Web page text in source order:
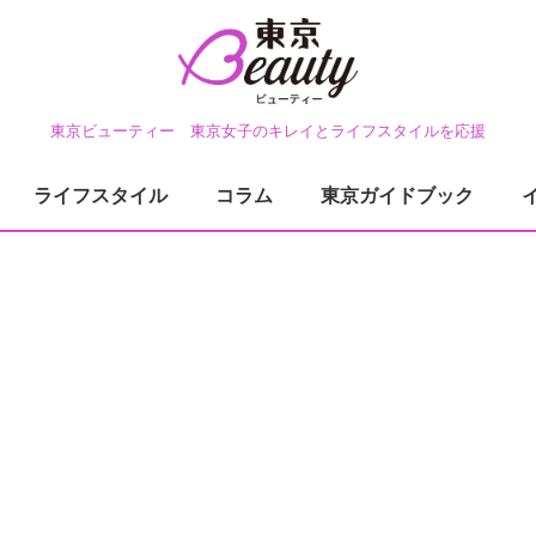
東京ビューティー 東京女子のキレイとライフスタイルを応援
ライフスタイル コラム 東京ガイドブック